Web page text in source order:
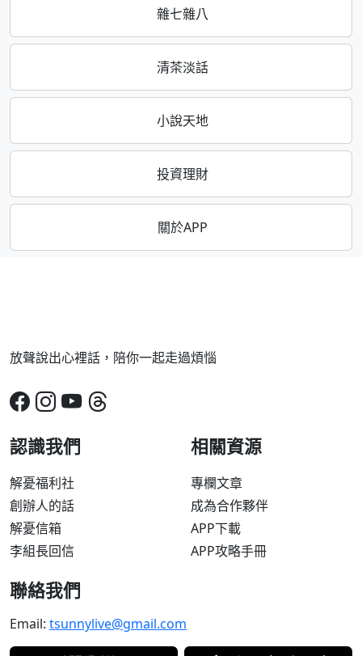
雜七雜八
清茶淡話
小說天地
投資理財
關於APP
放聲說出心裡話，陪你一起走過煩惱
認識我們
解憂福利社
創辦人的話
解憂信箱
李組長回信
相關資源
專欄文章
成為合作夥伴
APP下載
APP攻略手冊
聯絡我們
Email: tsunnylive@gmail.com